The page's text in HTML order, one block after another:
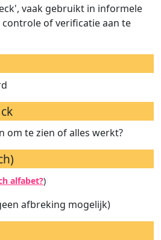
vaak gebruikt in informele
of verificatie aan te
om te zien of alles werkt?
alfabet?)
afbreking mogelijk)